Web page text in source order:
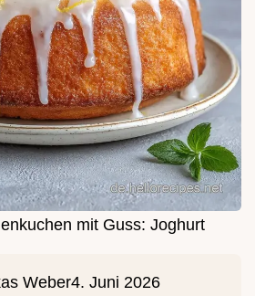
mit Guss: Joghurt
Weber4. Juni 2026